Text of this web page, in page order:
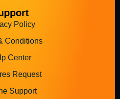
Policy
Conditions
Center
Request
Support